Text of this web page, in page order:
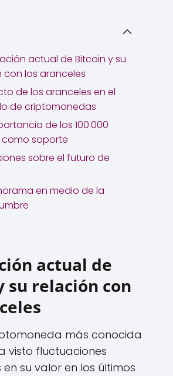
actual de Bitcoin y su
con los aranceles
de los aranceles en el
de criptomonedas
de los 100.000
soporte
sobre el futuro de
en medio de la
actual de
su relación con
más conocida
visto fluctuaciones
su valor en los últimos